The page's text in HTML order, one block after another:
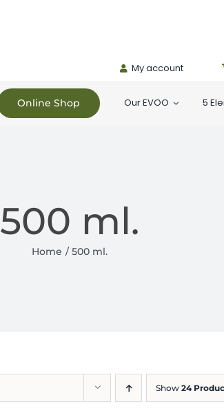
My account
Online Shop Our EVOO 5
500 ml.
Home 500 ml.
Show 24